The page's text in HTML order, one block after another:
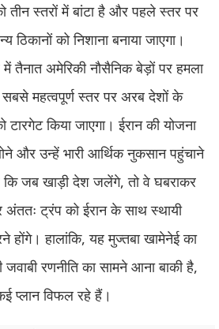
स्तरों में बांटा है और पहले स्तर पर
ठिकानों को निशाना बनाया जाएगा।
तैनात अमेरिकी नौसैनिक बेड़ों पर हमला
महत्वपूर्ण स्तर पर अरब देशों के
टारगेट किया जाएगा। ईरान की योजना
और उन्हें भारी आर्थिक नुकसान पहुंचाने
कि जब खाड़ी देश जलेंगे, तो वे घबराकर
अंततः ट्रंप को ईरान के साथ स्थायी
होंगे। हालांकि, यह मुज्तबा खामेनेई का
रणनीति का सामने आना बाकी है,
प्लान विफल रहे हैं।